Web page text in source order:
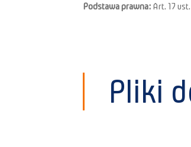
Podstawa prawna: Art. 17
Pliki